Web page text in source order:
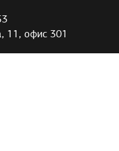
11, офис 301